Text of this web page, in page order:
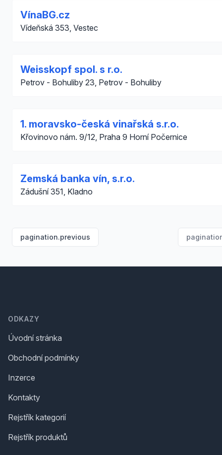
VínaBG.cz
Vídeňská 353, Vestec
Weisskopf spol. s r.o.
Petrov - Bohuliby 23, Petrov - Bohuliby
1. moravsko-česká vinařská s.r.o.
Křovinovo nám. 9/12, Praha 9 Horní Počernice
Zemská banka vín, s.r.o.
Zádušní 351, Kladno
pagination.previous
ODKAZY
Úvodní stránka
Obchodní podmínky
Inzerce
Kontakty
Rejstřík kategorií
Rejstřík produktů